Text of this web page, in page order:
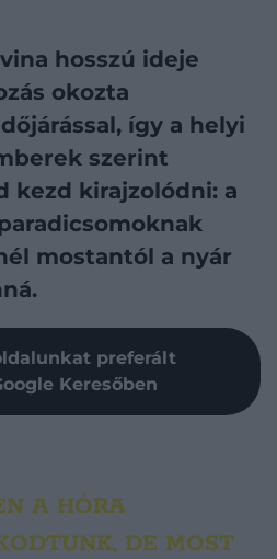
hosszú ideje
okozta
így a helyi
szerint
kezd kirajzolódni: a
mostantól a nyár
preferált
Keresőben
A HÓRA
DE MOST